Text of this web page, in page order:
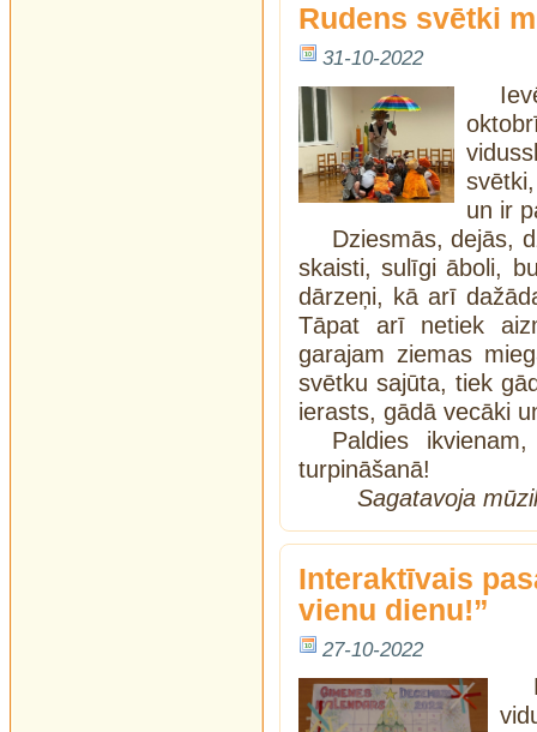
Rudens svētki
31-10-2022
un ir
Dziesmās, dejās,
skaisti, sulīgi āboli,
dārzeņi, kā arī
Tāpat arī netiek
garajam ziemas
svētku sajūta, tiek
ierasts, gādā vecāki
Paldies
turpināšanā!
Sagatavoja
Interaktīvais
vienu dienu!”
27-10-2022